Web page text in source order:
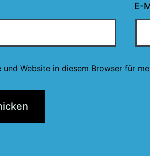
E-
und Website in diesem Browser für